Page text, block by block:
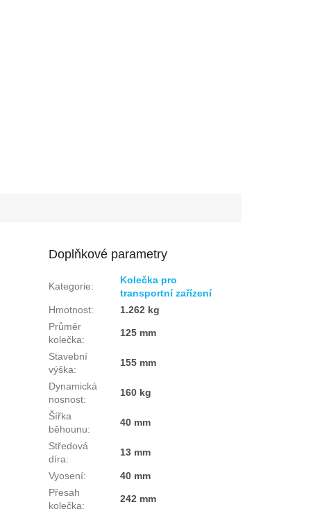
Doplňkové parametry
Kategorie:
Kolečka pro
transportní zařízení
Hmotnost:
1.262 kg
Průměr
kolečka:
125 mm
Stavební
výška:
155 mm
Dynamická
nosnost:
160 kg
Šířka
běhounu:
40 mm
Středová
díra:
13 mm
Vyosení:
40 mm
Přesah
kolečka:
242 mm